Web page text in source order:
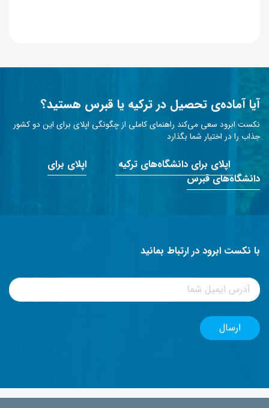
آیا آماده‌ی تحصیل در ترکیه یا قبرس هستید؟
نکست ابرود سعی می‌کند راهنمای کاملی از چگونگی اپلای برای این دو کشور
جذاب را در اختیار شما بگذارد
اپلای برای دانشگاه‌های ترکیه
اپلای برای
دانشگاه‌های قبرس
با نکست ابرود در ارتباط بمانید